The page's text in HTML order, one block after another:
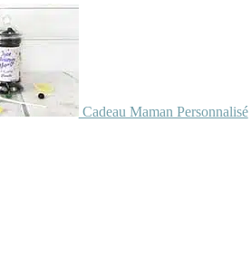
Cadeau Maman Personnalisé